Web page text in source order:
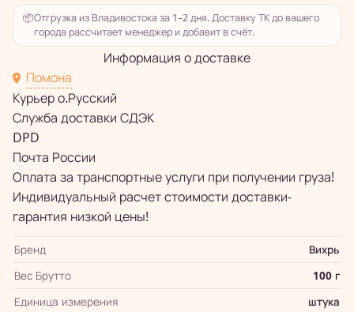
📦Отгрузка из Владивостока за 1–2 дня. Доставку ТК до вашего
города рассчитает менеджер и добавит в счёт.
Информация о доставке
Помона
Курьер о.Русский
Служба доставки СДЭК
DPD
Почта России
Оплата за транспортные услуги при получении груза!
Индивидуальный расчет стоимости доставки-
гарантия низкой цены!
Бренд
Вихрь
Вес Брутто
100 г
Единица измерения
штука